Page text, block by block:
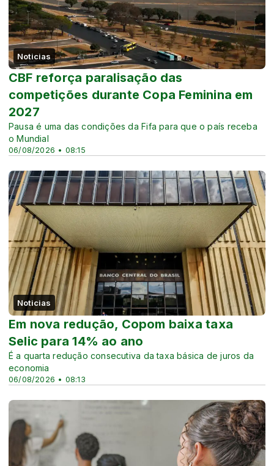
Noticias
06/08/2026 • 08:15
CBF reforça paralisação das
competições durante Copa Feminina em
2027
Pausa é uma das condições da Fifa para que o país receba
o Mundial
Noticias
06/08/2026 • 08:13
Em nova redução, Copom baixa taxa
Selic para 14% ao ano
É a quarta redução consecutiva da taxa básica de juros da
economia